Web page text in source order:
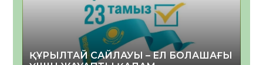
ҚҰРЫЛТАЙ САЙЛАУЫ – ЕЛ БОЛАШАҒЫ